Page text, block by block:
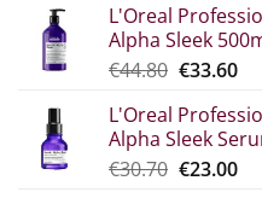
L'Oreal
Alpha Sleek
€44.80 Original
was:
€44.80.
€33.60Η
L'Oreal
Alpha Sleek
€30.70 Original
€23.00Η